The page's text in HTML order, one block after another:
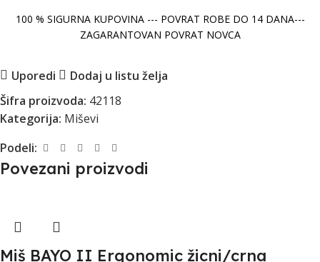
100 % SIGURNA KUPOVINA --- POVRAT ROBE DO 14 DANA---
ZAGARANTOVAN POVRAT NOVCA
Uporedi
Dodaj u listu želja
Šifra proizvoda: 42118
Kategorija: Miševi
Podeli:
Povezani proizvodi
Miš BAYO II Ergonomic žicni/crna